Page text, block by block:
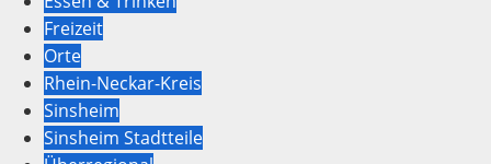
Freizeit
Orte
Rhein-Neckar-Kreis
Sinsheim
Sinsheim Stadtteile